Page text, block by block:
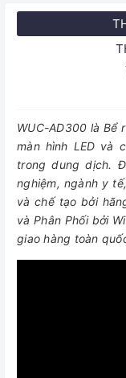
WUC-AD300 là Bể
màn hình LED và
trong dung dịch.
nghiệm, ngành y
và chế tạo bởi
và Phân Phối bởi
giao hàng toàn